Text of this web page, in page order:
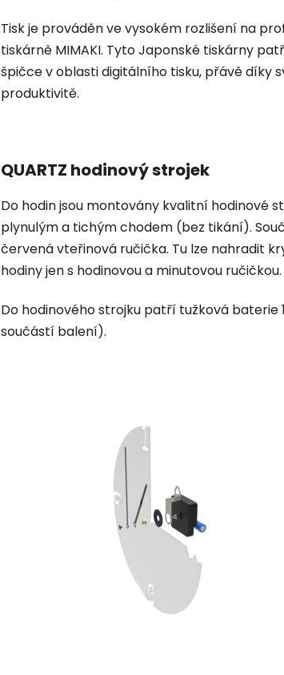
Tisk je prováděn ve vysokém rozlišení na
tiskárně MIMAKI. Tyto Japonské tiskárny
špičce v oblasti digitálního tisku, přávě díky
produktivitě.
QUARTZ hodinový strojek
Do hodin jsou montovány kvalitní hodinové
plynulým a tichým chodem (bez tikání).
červená vteřinová ručička. Tu lze nahradit
hodiny jen s hodinovou a minutovou ručičkou.
Do hodinového strojku patří tužková baterie
součástí balení).